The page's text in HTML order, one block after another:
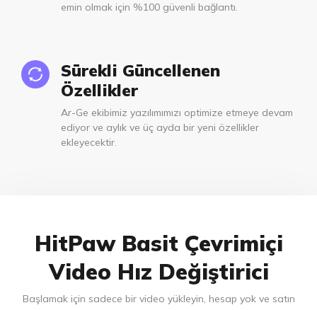
emin olmak için %100 güvenli bağlantı.
Sürekli Güncellenen
Özellikler
Ar-Ge ekibimiz yazılımımızı optimize etmeye devam
ediyor ve aylık ve üç ayda bir yeni özellikler
ekleyecektir.
HitPaw Basit Çevrimiçi
Video Hız Değiştirici
Başlamak için sadece bir video yükleyin, hesap yok ve satın